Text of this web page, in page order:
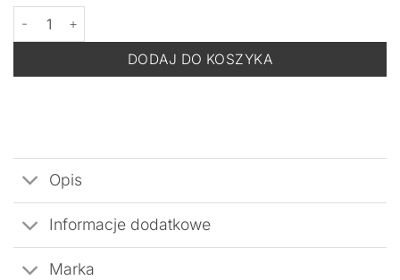
ilość JEAN D'ARCEL Prestige Vitamin+ Creme Vita Fine - Krem
DODAJ DO KOSZYKA
Opis
Informacje dodatkowe
Marka